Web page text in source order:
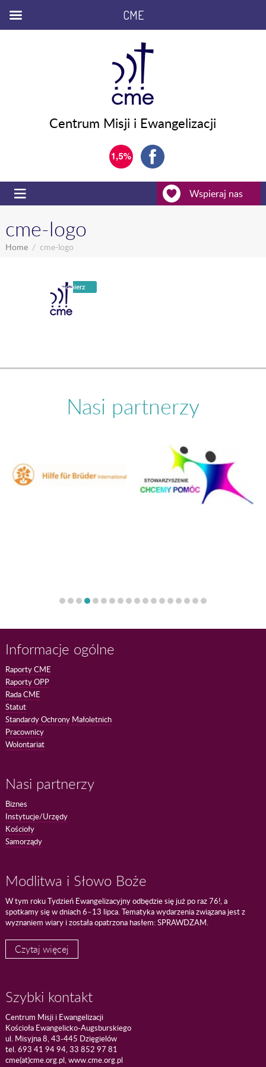
Centrum Misji i Ewangelizacji
Wspieraj nas
cme-logo
Home cme-logo
Nasi partnerzy
Informacje ogólne
Raporty CME
Raporty OPP
Rada CME
Statut
Standardy Ochrony Małoletnich
Pracownicy
Wolontariat
Nasi partnerzy
Biznes
Instytucje/Urzędy
Kościoły
Samorządy
Modlitwa i Słowo Boże
W tym roku Tydzień Ewangelizacyjny odbędzie się już po raz 76!, a
spotkamy się w dniach 6–13 lipca. Tematyka wydarzenia związana jest z
wyznaniem wiary i została opatrzona hasłem: SPRAWDZAM.
Czytaj więcej
Szybki kontakt
Centrum Misji i Ewangelizacji
Kościoła Ewangelicko-Augsburskiego
ul. Misyjna 8, 43-445 Dzięgielów
tel. 693 41 94 94, 33 852 97 81
cme(at)cme.org.pl, www.cme.org.pl
CME